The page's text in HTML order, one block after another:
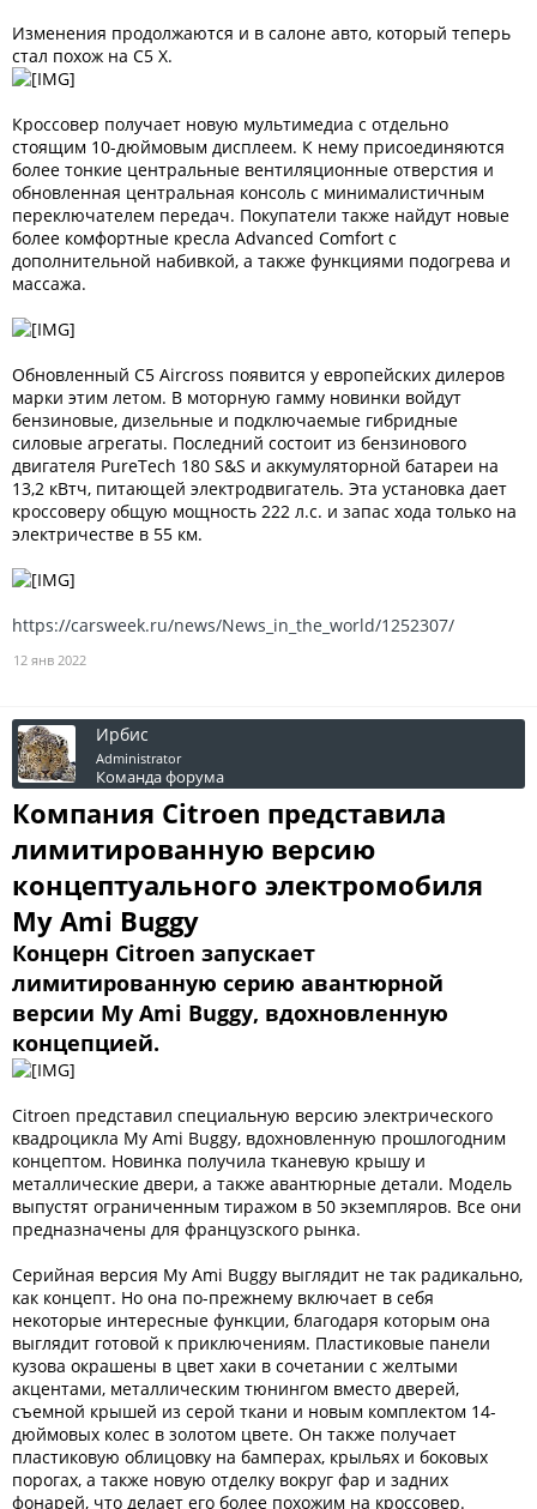
Изменения продолжаются и в салоне авто, который теперь
стал похож на C5 X.
Кроссовер получает новую мультимедиа с отдельно
стоящим 10-дюймовым дисплеем. К нему присоединяются
более тонкие центральные вентиляционные отверстия и
обновленная центральная консоль с минималистичным
переключателем передач. Покупатели также найдут новые
более комфортные кресла Advanced Comfort с
дополнительной набивкой, а также функциями подогрева и
массажа.
Обновленный C5 Aircross появится у европейских дилеров
марки этим летом. В моторную гамму новинки войдут
бензиновые, дизельные и подключаемые гибридные
силовые агрегаты. Последний состоит из бензинового
двигателя PureTech 180 S&S и аккумуляторной батареи на
13,2 кВтч, питающей электродвигатель. Эта установка дает
кроссоверу общую мощность 222 л.с. и запас хода только на
электричестве в 55 км.
https://carsweek.ru/news/News_in_the_world/1252307/
12 янв 2022
Ирбис
Administrator
Команда форума
Компания Citroen представила
лимитированную версию
концептуального электромобиля
My Ami Buggy
Концерн Citroen запускает
лимитированную серию авантюрной
версии My Ami Buggy, вдохновленную
концепцией.
Citroen представил специальную версию электрического
квадроцикла My Ami Buggy, вдохновленную прошлогодним
концептом. Новинка получила тканевую крышу и
металлические двери, а также авантюрные детали. Модель
выпустят ограниченным тиражом в 50 экземпляров. Все они
предназначены для французского рынка.
Серийная версия My Ami Buggy выглядит не так радикально,
как концепт. Но она по-прежнему включает в себя
некоторые интересные функции, благодаря которым она
выглядит готовой к приключениям. Пластиковые панели
кузова окрашены в цвет хаки в сочетании с желтыми
акцентами, металлическим тюнингом вместо дверей,
съемной крышей из серой ткани и новым комплектом 14-
дюймовых колес в золотом цвете. Он также получает
пластиковую облицовку на бамперах, крыльях и боковых
порогах, а также новую отделку вокруг фар и задних
фонарей, что делает его более похожим на кроссовер.